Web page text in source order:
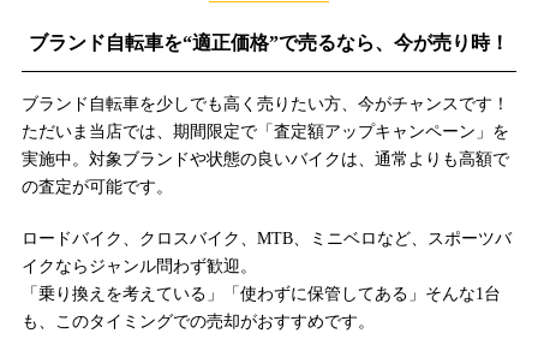
ブランド自転車を“適正価格”で売るなら、今が売り時！
ブランド自転車を少しでも高く売りたい方、今がチャンスです！
ただいま当店では、期間限定で「査定額アップキャンペーン」を
実施中。対象ブランドや状態の良いバイクは、通常よりも高額で
の査定が可能です。
ロードバイク、クロスバイク、MTB、ミニベロなど、スポーツバ
イクならジャンル問わず歓迎。
「乗り換えを考えている」「使わずに保管してある」そんな1台
も、このタイミングでの売却がおすすめです。